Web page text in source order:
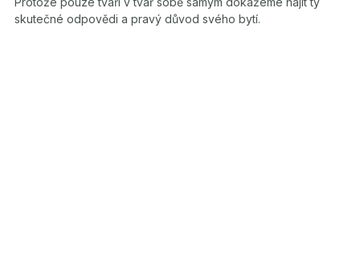
skutečné odpovědi a pravý důvod svého bytí.